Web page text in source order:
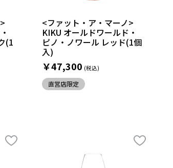
(1
<ファット・ア・マーノ>
KIKU オールドワールド・
ピノ・ノワール レッド(1個
入)
￥47,300
直営店限定